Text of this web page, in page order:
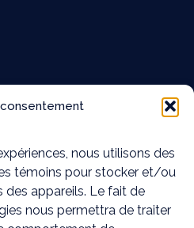
nous utilisons des
témoins pour stocker et/ou
appareils. Le fait de
nous permettra de traiter